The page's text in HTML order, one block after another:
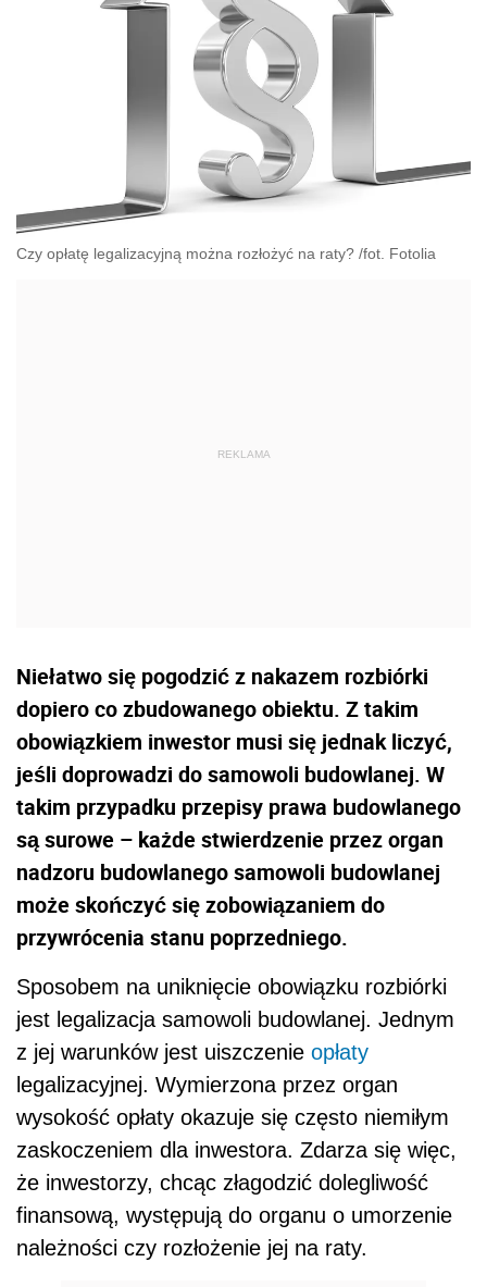
Czy opłatę legalizacyjną można rozłożyć na raty? /fot. Fotolia
Niełatwo się pogodzić z nakazem rozbiórki
dopiero co zbudowanego obiektu. Z takim
obowiązkiem inwestor musi się jednak liczyć,
jeśli doprowadzi do samowoli budowlanej. W
takim przypadku przepisy prawa budowlanego
są surowe – każde stwierdzenie przez organ
nadzoru budowlanego samowoli budowlanej
może skończyć się zobowiązaniem do
przywrócenia stanu poprzedniego.
Sposobem na uniknięcie obowiązku rozbiórki
jest legalizacja samowoli budowlanej. Jednym
z jej warunków jest uiszczenie opłaty
legalizacyjnej. Wymierzona przez organ
wysokość opłaty okazuje się często niemiłym
zaskoczeniem dla inwestora. Zdarza się więc,
że inwestorzy, chcąc złagodzić dolegliwość
finansową, występują do organu o umorzenie
należności czy rozłożenie jej na raty.